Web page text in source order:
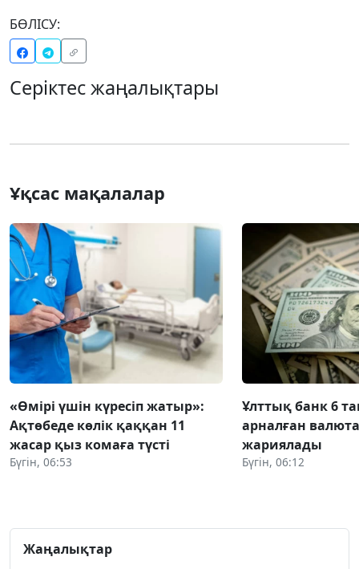
БӨЛІСУ:
Серіктес жаңалықтары
Ұқсас мақалалар
«Өмірі үшін күресіп жатыр»:
Ақтөбеде көлік қаққан 11
жасар қыз комаға түсті
Бүгін, 06:53
Ұлттық банк 6
арналған
жариялады
Бүгін, 06:12
Жаңалықтар